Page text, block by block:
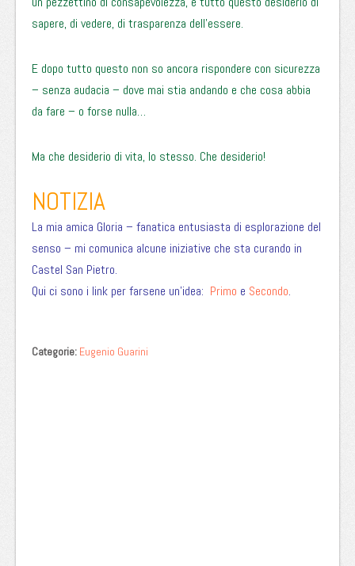
sapere, di vedere, di trasparenza dell’essere.
E dopo tutto questo non so ancora rispondere con sicurezza
– senza audacia – dove mai stia andando e che cosa abbia
da fare – o forse nulla…
Ma che desiderio di vita, lo stesso. Che desiderio!
NOTIZIA
La mia amica Gloria – fanatica entusiasta di esplorazione del
senso – mi comunica alcune iniziative che sta curando in
Castel San Pietro.
Qui ci sono i link per farsene un’idea: Primo e Secondo.
Categorie: Eugenio Guarini